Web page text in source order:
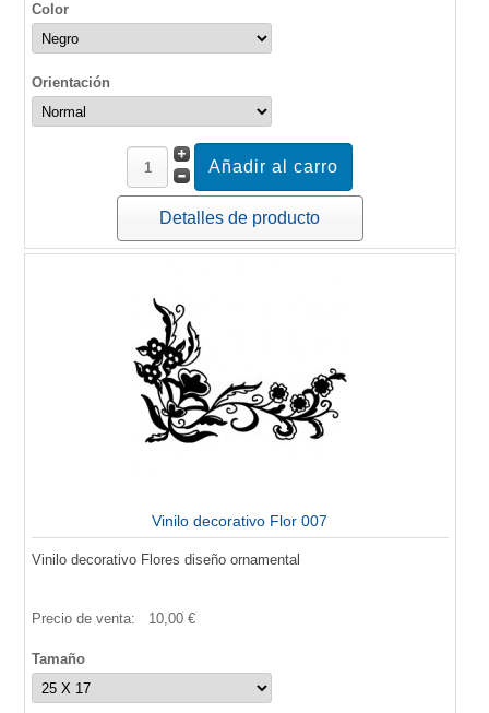
Color
Orientación
Detalles de producto
Vinilo decorativo Flor 007
Vinilo decorativo Flores diseño ornamental
Precio de venta: 10,00 €
Tamaño